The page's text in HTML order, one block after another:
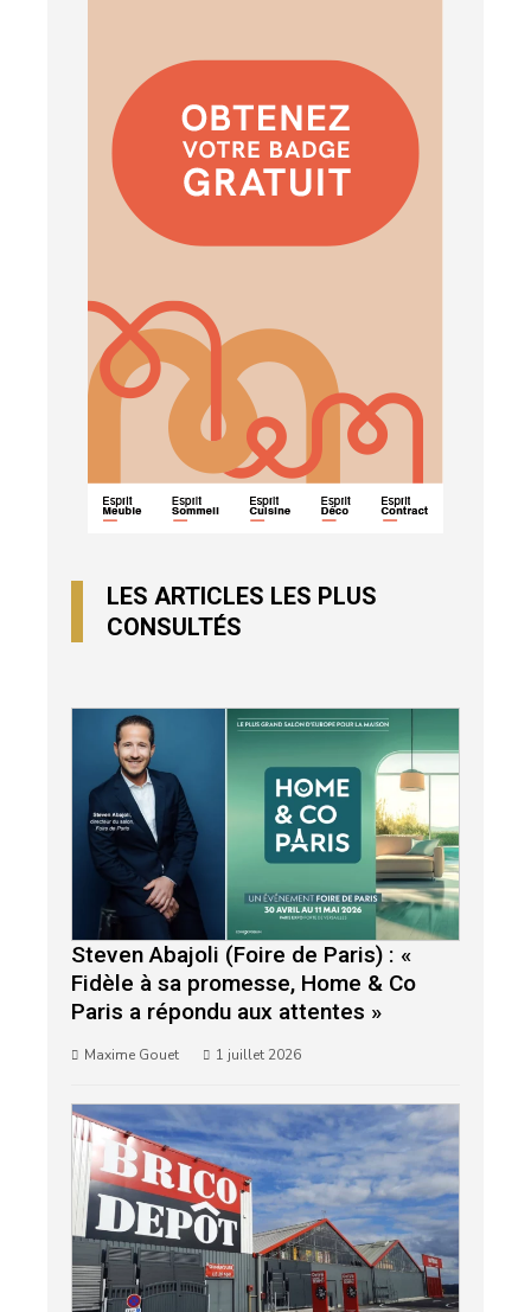
LES ARTICLES LES PLUS
CONSULTÉS
Steven Abajoli (Foire de Paris) : «
Fidèle à sa promesse, Home & Co
Paris a répondu aux attentes »
Maxime Gouet 1 juillet 2026